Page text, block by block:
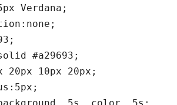
Verdana;
#a29693;
20px 10px 20px;